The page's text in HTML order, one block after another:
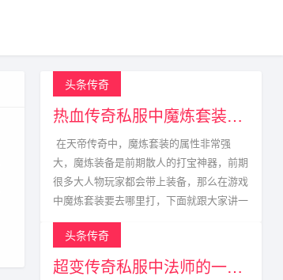
头条传奇
热血传奇私服中魔炼套装的获取方式
在天帝传奇中，魔炼套装的属性非常强
大，魔炼装备是前期散人的打宝神器，前期
很多大人物玩家都会带上装备，那么在游戏
中魔炼套装要去哪里打，下面就跟大家讲一
头条传奇
超变传奇私服中法师的一生宿敌